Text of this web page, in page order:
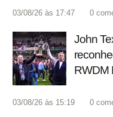
03/08/26 às 17:47 0
John
RWDM
03/08/26 às 15:19 0